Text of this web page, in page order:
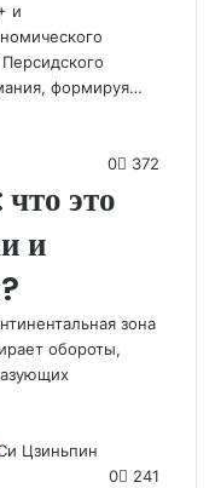
и
формируя…
0 372
это
и
зона
обороты,
0 241